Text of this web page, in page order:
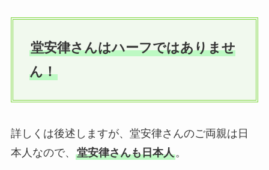
堂安律さんはハーフではありませ
ん！
詳しくは後述しますが、堂安律さんのご両親は日
本人なので、 堂安律さんも日本人。